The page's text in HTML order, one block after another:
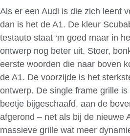
Als er een Audi is die zich leent
dan is het de A1. De kleur
testauto staat ‘m goed maar in
ontwerp nog beter uit. Stoer,
eerste woorden die naar boven
de A1. De voorzijde is het
ontwerp. De single frame grille
beetje bijgeschaafd, aan de
afgerond – net als bij de nieuwe
massieve grille wat meer